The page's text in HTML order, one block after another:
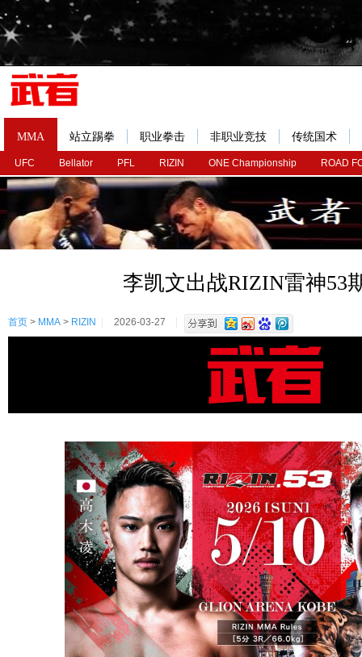
MMA
UFC Bellator PFL RIZIN ONE Championship ROAD
站立踢拳 职业拳击 非职业竞技 传统国术
李凯文出战RIZIN雷神53
首页 > MMA > RIZIN 2026-03-27